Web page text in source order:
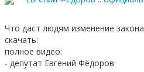
Что даст людям изменение
скачать:
полное видео:
- депутат Евгений Фёдоров